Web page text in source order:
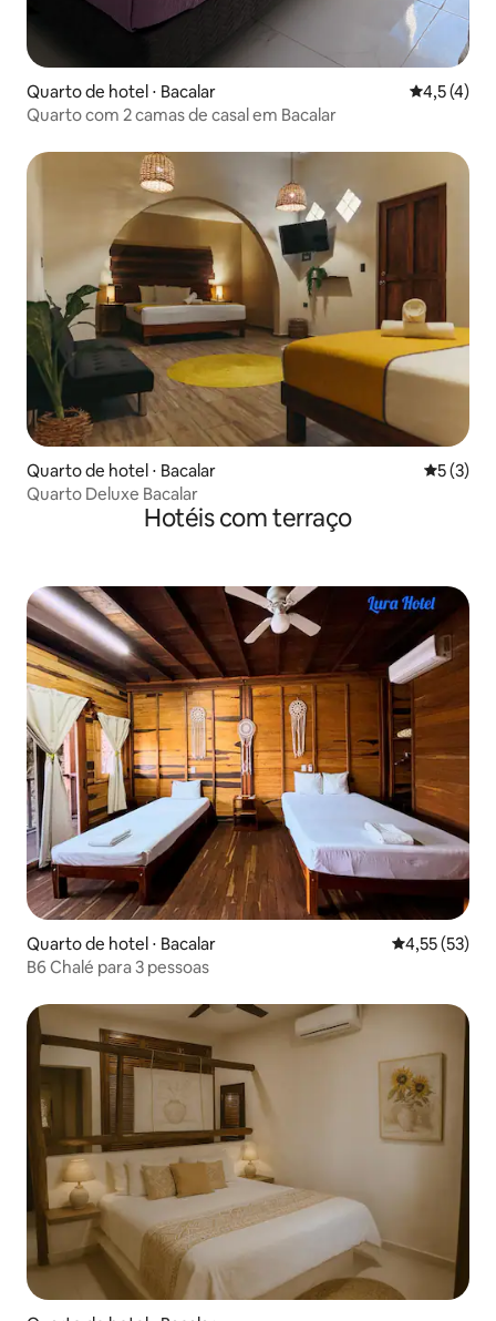
Quarto de hotel ⋅ Bacalar 4,5 de
4,5 (4)
Quarto com 2 camas de casal em Bacalar
Quarto de hotel ⋅ Bacalar 5 de
5 (3)
Quarto Deluxe Bacalar
Hotéis com terraço
Quarto de hotel ⋅ Bacalar 4,55 de uma
4,55 (53)
B6 Chalé para 3 pessoas